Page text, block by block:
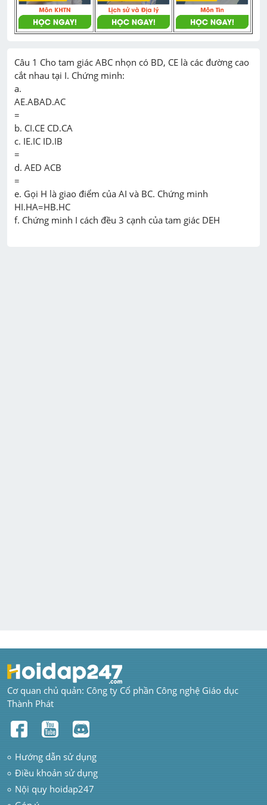
Câu 1 Cho tam giác ABC nhọn có BD, CE là các đường cao
cắt nhau tại I. Chứng minh:
a.
AE.ABAD.AC
=
b. CI.CE CD.CA
c. IE.IC ID.IB
=
d. AED ACB
=
e. Gọi H là giao điểm của AI và BC. Chứng minh
HI.HA=HB.HC
Cơ quan chủ quản: Công ty Cổ phần Công nghệ Giáo dục
Thành Phát
Hướng dẫn sử dụng
Điều khoản sử dụng
Nội quy hoidap247